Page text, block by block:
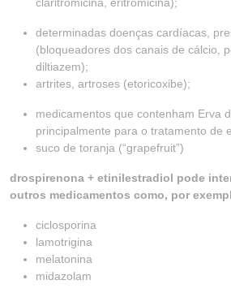
determinadas doenças cardíacas,
(bloqueadores dos canais de cálcio,
diltiazem);
artrites, artroses (etoricoxibe);
medicamentos que contenham Erva
principalmente para o tratamento de
suco de toranja (“grapefruit”)
drospirenona + etinilestradiol pode
outros medicamentos como, por
ciclosporina
lamotrigina
melatonina
midazolam